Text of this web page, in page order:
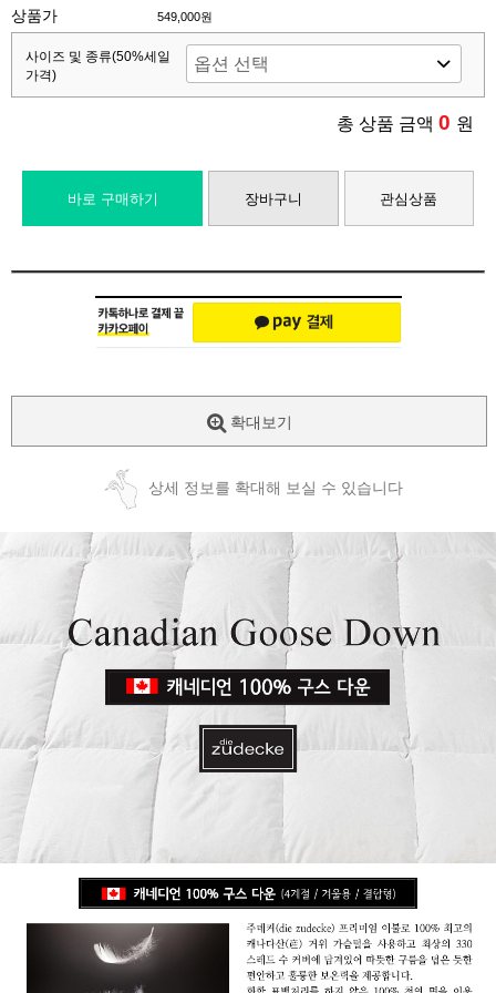
상품가 549,000원
사이즈 및 종류(50%세일
가격)
총 상품 금액 0 원
바로 구매하기 장바구니 관심상품
확대보기
상세 정보를 확대해 보실 수 있습니다